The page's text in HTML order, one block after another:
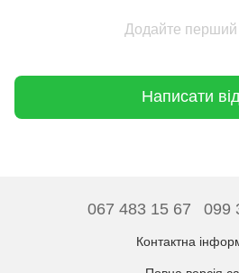
Додайте перший
Написати
067 483 15 67 099
Контактна